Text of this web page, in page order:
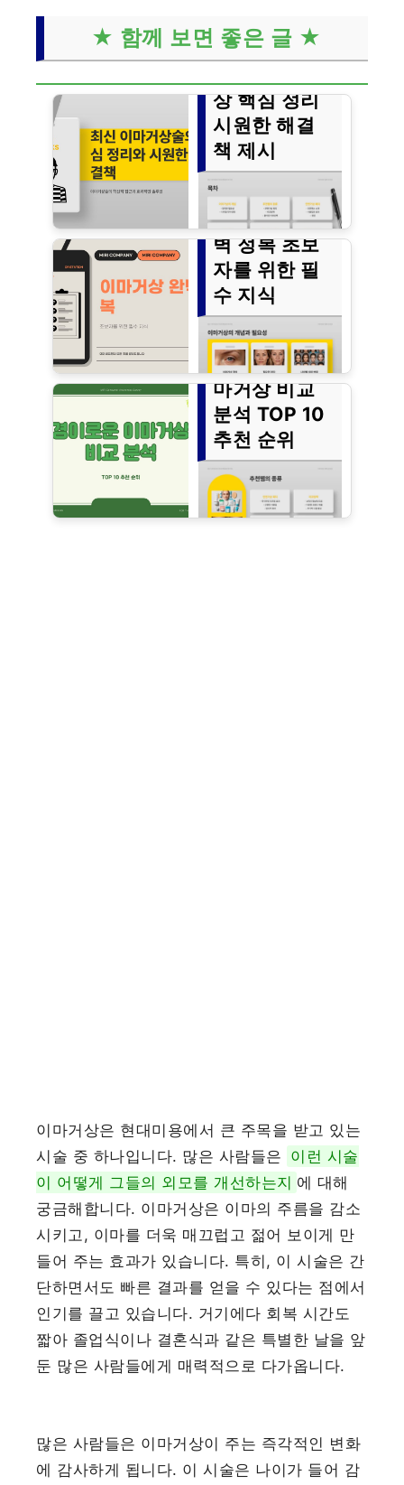
★ 함께 보면 좋은 글 ★
상 핵심 정리
시원한 해결
책 제시
▼▼▼ 바로 확인 하면 좋은 글
▼▼▼
이마거상 완
벽 정복 초보
자를 위한 필
수 지식
▼▼▼ 바로 확인 하면 좋은 글
▼▼▼
경이로운 이
마거상 비교
분석 TOP 10
추천 순위
이마거상은 현대미용에서 큰 주목을 받고 있는
시술 중 하나입니다. 많은 사람들은 이런 시술
이 어떻게 그들의 외모를 개선하는지 에 대해
궁금해합니다. 이마거상은 이마의 주름을 감소
시키고, 이마를 더욱 매끄럽고 젊어 보이게 만
들어 주는 효과가 있습니다. 특히, 이 시술은 간
단하면서도 빠른 결과를 얻을 수 있다는 점에서
인기를 끌고 있습니다. 거기에다 회복 시간도
짧아 졸업식이나 결혼식과 같은 특별한 날을 앞
둔 많은 사람들에게 매력적으로 다가옵니다.
많은 사람들은 이마거상이 주는 즉각적인 변화
에 감사하게 됩니다. 이 시술은 나이가 들어 감